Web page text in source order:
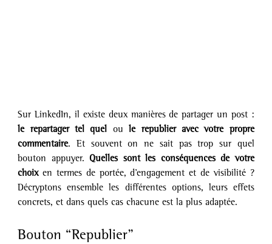
le repartager tel quel ou le republier avec votre propre
commentaire. Et souvent on ne sait pas trop sur quel
bouton appuyer. Quelles sont les conséquences de votre
choix en termes de portée, d’engagement et de visibilité ?
Décryptons ensemble les différentes options, leurs effets
concrets, et dans quels cas chacune est la plus adaptée.
Bouton “Republier”